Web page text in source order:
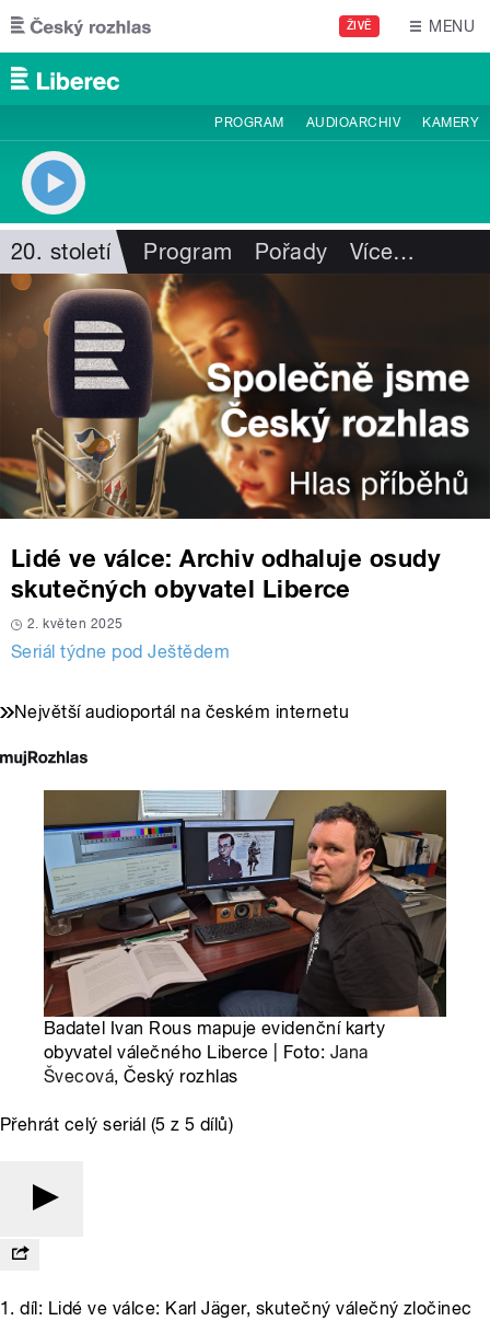
Přejít k hlavnímu obsahu
ŽIVĚ MENU
PROGRAM AUDIOARCHIV KAMERY
20. století Program Pořady Více…
Lidé ve válce: Archiv odhaluje osudy
skutečných obyvatel Liberce
2. květen 2025
Seriál týdne pod Ještědem
Největší audioportál na českém internetu
Badatel Ivan Rous mapuje evidenční karty
obyvatel válečného Liberce | Foto: Jana
Švecová, Český rozhlas
Přehrát celý seriál (5 z 5 dílů)
1. díl: Lidé ve válce: Karl Jäger, skutečný válečný zločinec